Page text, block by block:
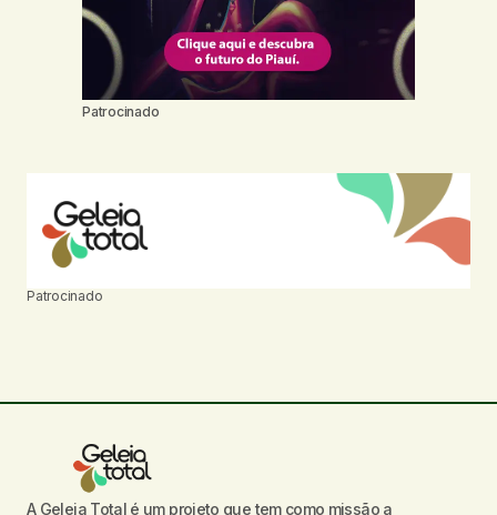
Patrocinado
Patrocinado
A Geleia Total é um projeto que tem como missão a